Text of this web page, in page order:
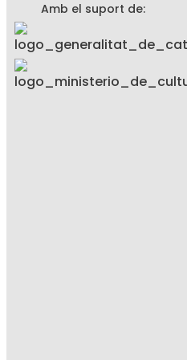
Amb el suport de: